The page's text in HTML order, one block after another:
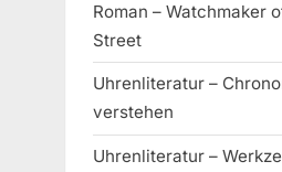
Roman – Watchmaker
Street
Uhrenliteratur –
verstehen
Uhrenliteratur –